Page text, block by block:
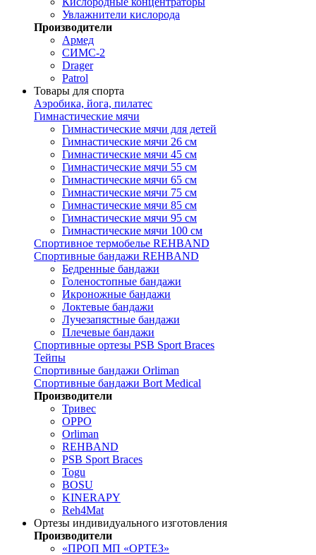
Увлажнители кислорода
Производители
Армед
СИМС-2
Drager
Patrol
Товары для спорта
Аэробика, йога, пилатес
Гимнастические мячи
Гимнастические мячи для детей
Гимнастические мячи 26 см
Гимнастические мячи 45 см
Гимнастические мячи 55 см
Гимнастические мячи 65 см
Гимнастические мячи 75 см
Гимнастические мячи 85 см
Гимнастические мячи 95 см
Гимнастические мячи 100 см
Спортивное термобелье REHBAND
Спортивные бандажи REHBAND
Бедренные бандажи
Голеностопные бандажи
Икроножные бандажи
Локтевые бандажи
Лучезапястные бандажи
Плечевые бандажи
Спортивные ортезы PSB Sport Braces
Тейпы
Спортивные бандажи Orliman
Спортивные бандажи Bort Medical
Производители
Тривес
OPPO
Orliman
REHBAND
PSB Sport Braces
Togu
BOSU
KINERAPY
Reh4Mat
Ортезы индивидуального изготовления
Производители
«ПРОП МП «ОРТЕЗ»